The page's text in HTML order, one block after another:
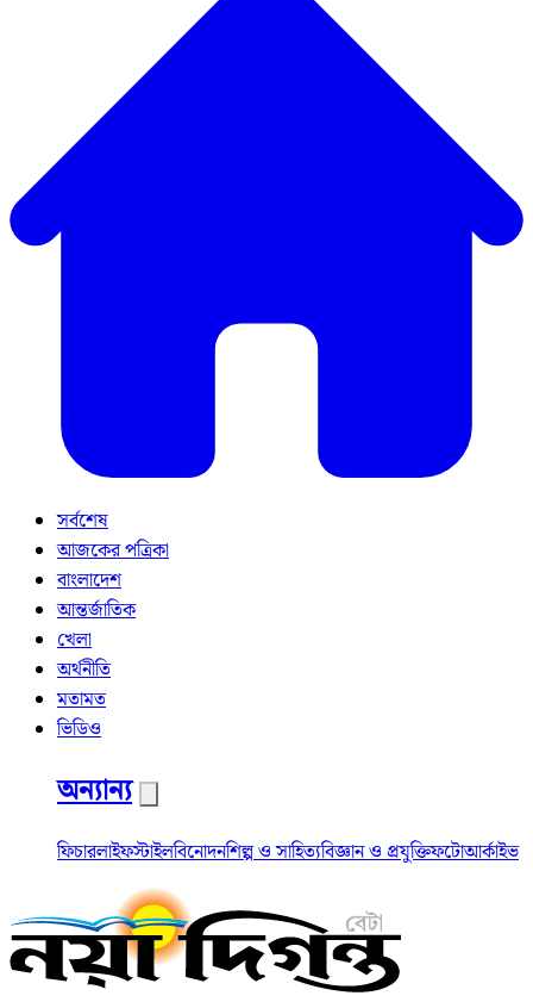
সর্বশেষ
আজকের পত্রিকা
বাংলাদেশ
আন্তর্জাতিক
খেলা
অর্থনীতি
মতামত
ভিডিও
অন্যান্য
ফিচারলাইফস্টাইলবিনোদনশিল্প ও সাহিত্যবিজ্ঞান ও প্রযুক্তিফটোআর্কাইভ